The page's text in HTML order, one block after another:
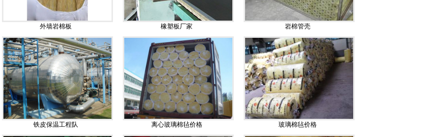
外墙岩棉板 橡塑板厂家 岩棉管壳
铁皮保温工程队 离心玻璃棉毡价格 玻璃棉毡价格